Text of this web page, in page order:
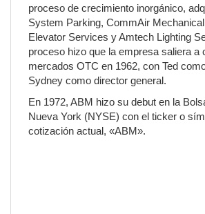
proceso de crecimiento inorgánico,
System Parking, CommAir
Elevator Services y Amtech Lighting
proceso hizo que la empresa saliera a
mercados OTC en 1962, con Ted
Sydney como director general.
En 1972, ABM hizo su debut en la
Nueva York (NYSE) con el ticker o
cotización actual, «ABM».